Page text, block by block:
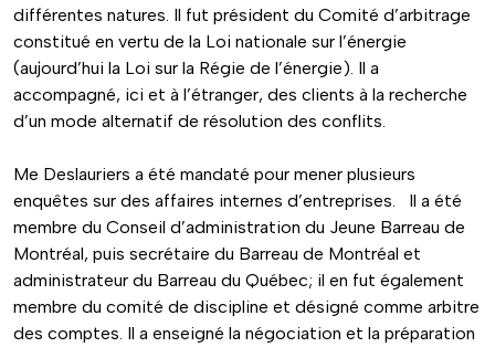
différentes natures. Il fut président du Comité d’arbitrage
constitué en vertu de la Loi nationale sur l’énergie
(aujourd’hui la Loi sur la Régie de l’énergie). Il a
accompagné, ici et à l’étranger, des clients à la recherche
d’un mode alternatif de résolution des conflits.
Me Deslauriers a été mandaté pour mener plusieurs
enquêtes sur des affaires internes d’entreprises. Il a été
membre du Conseil d’administration du Jeune Barreau de
Montréal, puis secrétaire du Barreau de Montréal et
administrateur du Barreau du Québec; il en fut également
membre du comité de discipline et désigné comme arbitre
des comptes. Il a enseigné la négociation et la préparation